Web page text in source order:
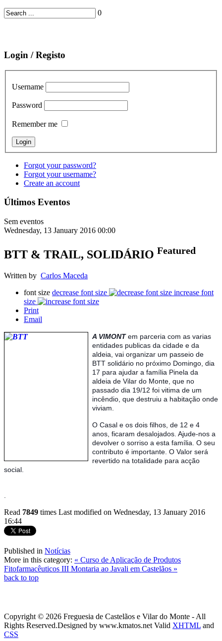
0
Login / Registo
Username
Password
Remember me
Forgot your password?
Forgot your username?
Create an account
Últimos Eventos
Sem eventos
Wednesday, 13 January 2016 00:00
BTT & TRAIL, SOLIDÁRIO Featured
Written by Carlos Maceda
font size decrease font size
increase font
size
Print
Email
A VIMONTem parceria com as varias
entidades publicas da cidade e da
aldeia, vai organizar um passeio de
BTT solidário no próximo Domingo, dia
17 para ajudar a família Pinela da
aldeia de Vilar do Monte, que no
passado dia 19/12 foi vitima de um
incêndio, que destruiu a habitação onde
viviam.
O Casal e os dois filhos, de 12 e 4
anos, ficaram desalojados. Ajude-nos a
devolver o sorriso a esta família. O seu
contributo é importante. O Valor será
revertido na totalidade para acção
social.
Read 7849 times Last modified on Wednesday, 13 January 2016
16:44
Published in Notícias
More in this category: « Curso de Aplicação de Produtos
Fitofarmacêuticos III Montaria ao Javali em Castelãos »
back to top
Copyright © 2026 Freguesia de Castelãos e Vilar do Monte - All
Rights Reserved.Designed by www.kmatos.net Valid XHTML and
CSS